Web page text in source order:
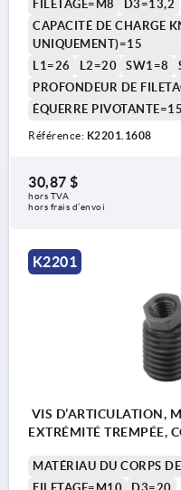
FILETAGE=M8
D3=13,2
CAPACITÉ DE CHARGE
UNIQUEMENT)=15
L1=26
L2=20 SW1=8
PROFONDEUR DE
ÉQUERRE
Référence: K2201.1608
30,87 $
hors TVA
hors frais d’envoi
K2201
VIS D’ARTICULATION,
EXTRÉMITÉ TREMPÉE,
MATÉRIAU DU CORPS